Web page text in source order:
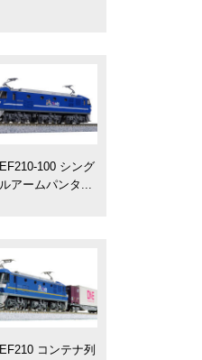
EF210-100 シング
ルアームパンタ...
EF210 コンテナ列